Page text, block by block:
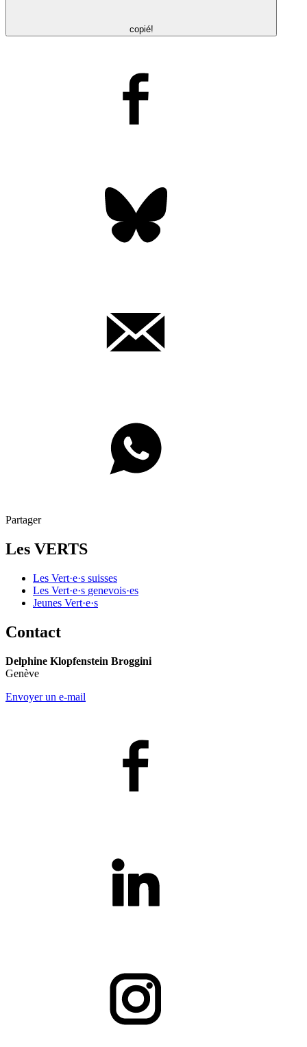
copié!
Partager
Les VERTS
Les Vert·e·s suisses
Les Vert·e·s genevois·es
Jeunes Vert·e·s
Contact
Delphine Klopfenstein Broggini
Genève
Envoyer un e-mail